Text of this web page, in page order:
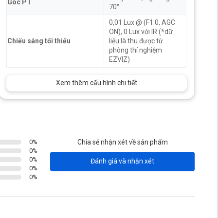
Góc PT
70°
Chiếu sáng tối thiểu
0,01 Lux @ (F1.0, AGC
ON), 0 Lux với IR (*dữ
liệu là thu được từ
phòng thí nghiệm
EZVIZ)
Xem thêm cấu hình chi tiết
0%
0%
0%
0%
0%
Chia sẻ nhận xét về sản phẩm
Đánh giá và nhận xét